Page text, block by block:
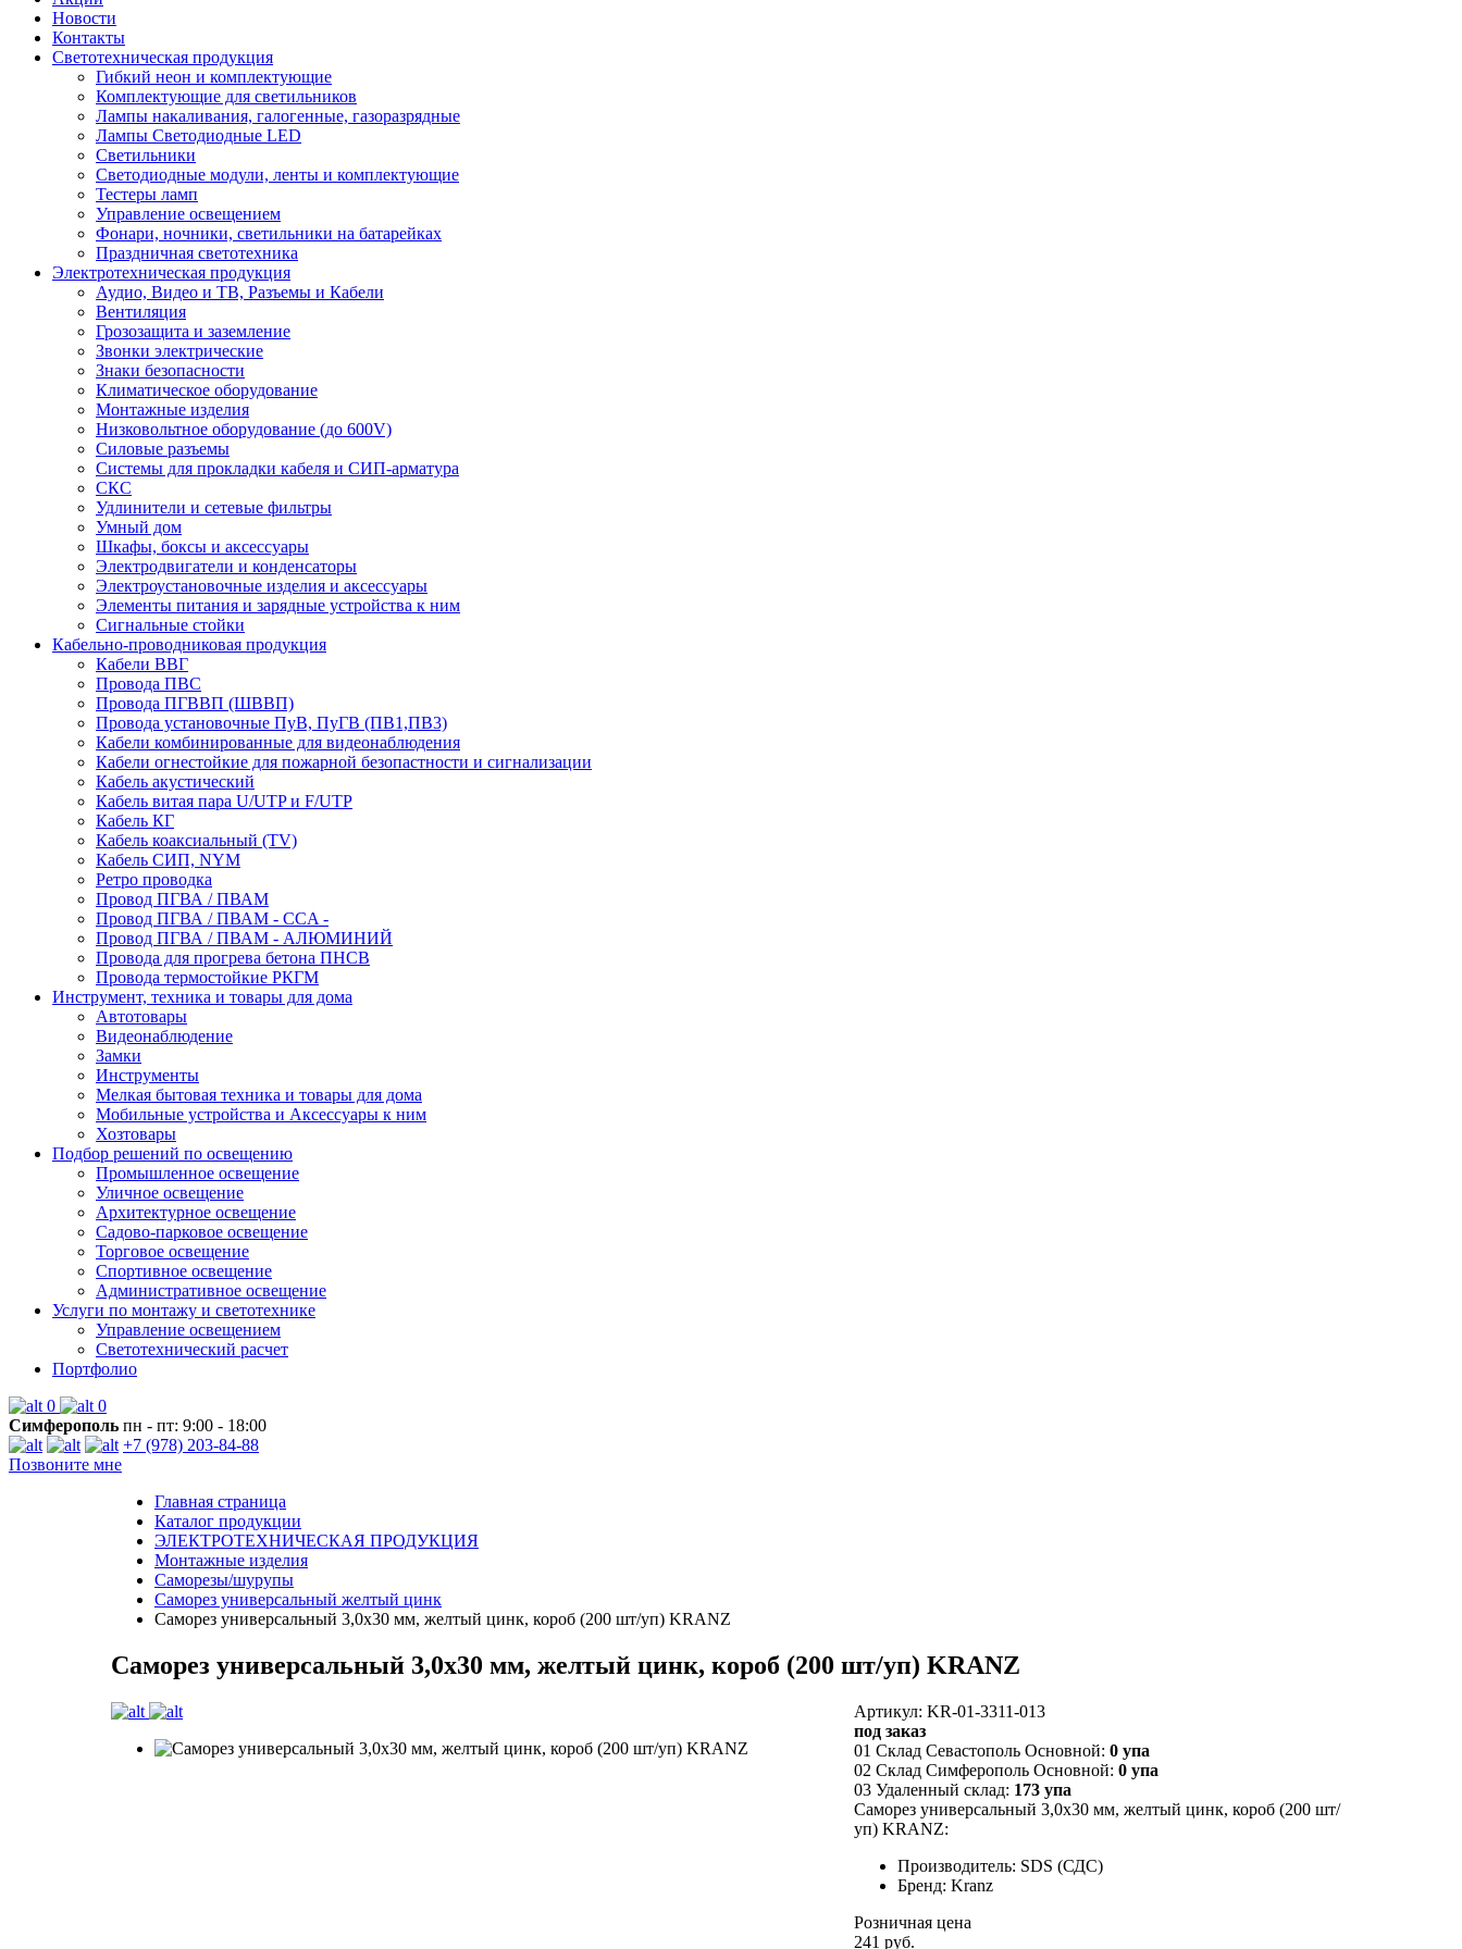
Новости
Контакты
Светотехническая продукция
Гибкий неон и комплектующие
Комплектующие для светильников
Лампы накаливания, галогенные, газоразрядные
Лампы Светодиодные LED
Светильники
Светодиодные модули, ленты и комплектующие
Тестеры ламп
Управление освещением
Фонари, ночники, светильники на батарейках
Праздничная светотехника
Электротехническая продукция
Аудио, Видео и ТВ, Разъемы и Кабели
Вентиляция
Грозозащита и заземление
Звонки электрические
Знаки безопасности
Климатическое оборудование
Монтажные изделия
Низковольтное оборудование (до 600V)
Силовые разъемы
Системы для прокладки кабеля и СИП-арматура
СКС
Удлинители и сетевые фильтры
Умный дом
Шкафы, боксы и аксессуары
Электродвигатели и конденсаторы
Электроустановочные изделия и аксессуары
Элементы питания и зарядные устройства к ним
Сигнальные стойки
Кабельно-проводниковая продукция
Кабели ВВГ
Провода ПВС
Провода ПГВВП (ШВВП)
Провода установочные ПуВ, ПуГВ (ПВ1,ПВ3)
Кабели комбинированные для видеонаблюдения
Кабели огнестойкие для пожарной безопастности и сигнализации
Кабель акустический
Кабель витая пара U/UTP и F/UTP
Кабель КГ
Кабель коаксиальный (TV)
Кабель СИП, NYM
Ретро проводка
Провод ПГВА / ПВАМ
Провод ПГВА / ПВАМ - CCA -
Провод ПГВА / ПВАМ - АЛЮМИНИЙ
Провода для прогрева бетона ПНСВ
Провода термостойкие РКГМ
Инструмент, техника и товары для дома
Автотовары
Видеонаблюдение
Замки
Инструменты
Мелкая бытовая техника и товары для дома
Мобильные устройства и Аксессуары к ним
Хозтовары
Подбор решений по освещению
Промышленное освещение
Уличное освещение
Архитектурное освещение
Садово-парковое освещение
Торговое освещение
Спортивное освещение
Административное освещение
Услуги по монтажу и светотехнике
Управление освещением
Светотехнический расчет
Портфолио
0
0
Симферополь пн - пт: 9:00 - 18:00
+7 (978) 203-84-88
Позвоните мне
Главная страница
Каталог продукции
ЭЛЕКТРОТЕХНИЧЕСКАЯ ПРОДУКЦИЯ
Монтажные изделия
Саморезы/шурупы
Саморез универсальный желтый цинк
Саморез универсальный 3,0х30 мм, желтый цинк, короб (200 шт/уп) KRANZ
Саморез универсальный 3,0х30 мм, желтый цинк, короб (200 шт/уп) KRANZ
Артикул: KR-01-3311-013
под заказ
01 Склад Севастополь Основной: 0 упа
02 Склад Симферополь Основной: 0 упа
03 Удаленный склад: 173 упа
Саморез универсальный 3,0х30 мм, желтый цинк, короб (200 шт/
уп) KRANZ:
Производитель: SDS (СДС)
Бренд: Kranz
Розничная цена
241 руб.